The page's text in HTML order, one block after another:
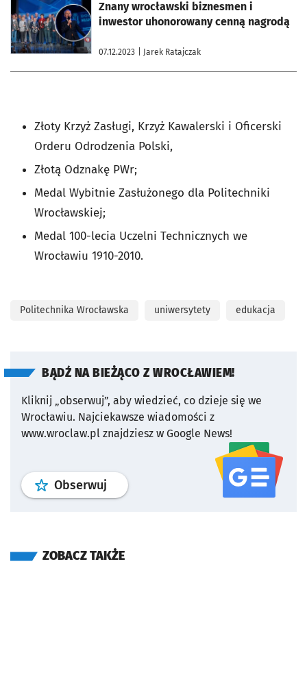
Znany wrocławski biznesmen i
inwestor uhonorowany cenną nagrodą
07.12.2023 | Jarek Ratajczak
otworzy się w nowej karcie
Złoty Krzyż Zasługi, Krzyż Kawalerski i Oficerski
Orderu Odrodzenia Polski,
Złotą Odznakę PWr;
Medal Wybitnie Zasłużonego dla Politechniki
Wrocławskiej;
Medal 100-lecia Uczelni Technicznych we
Wrocławiu 1910-2010.
Politechnika Wrocławska uniwersytety edukacja
BĄDŹ NA BIEŻĄCO Z WROCŁAWIEM!
Kliknij „obserwuj”, aby wiedzieć, co dzieje się we
Wrocławiu. Najciekawsze wiadomości z
www.wroclaw.pl znajdziesz w Google News!
Obserwuj profil serwisu
ZOBACZ TAKŻE